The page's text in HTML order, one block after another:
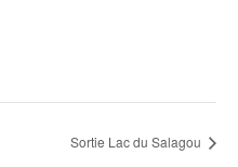
Sortie Lac du Salagou